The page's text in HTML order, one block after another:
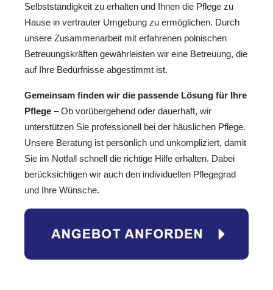
Selbstständigkeit zu erhalten und Ihnen die Pflege zu
Hause in vertrauter Umgebung zu ermöglichen. Durch
unsere Zusammenarbeit mit erfahrenen polnischen
Betreuungskräften gewährleisten wir eine Betreuung, die
auf Ihre Bedürfnisse abgestimmt ist.
Gemeinsam finden wir die passende Lösung für Ihre
Pflege – Ob vorübergehend oder dauerhaft, wir
unterstützen Sie professionell bei der häuslichen Pflege.
Unsere Beratung ist persönlich und unkompliziert, damit
Sie im Notfall schnell die richtige Hilfe erhalten. Dabei
berücksichtigen wir auch den individuellen Pflegegrad
und Ihre Wünsche.